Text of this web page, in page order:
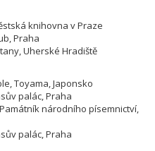
knihovna v Praze
Praha
Uherské Hradiště
Toyama, Japonsko
palác, Praha
národního písemnictví,
palác, Praha